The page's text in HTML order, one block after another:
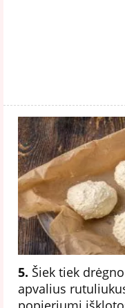
5. Šiek tiek
apvalius